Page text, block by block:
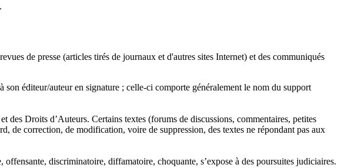
de presse (articles tirés de journaux et d'autres sites Internet) et des communiqués
éditeur/auteur en signature ; celle-ci comporte généralement le nom du support
Droits d’Auteurs. Certains textes (forums de discussions, commentaires, petites
de correction, de modification, voire de suppression, des textes ne répondant pas aux
discriminatoire, diffamatoire, choquante, s’expose à des poursuites judiciaires.